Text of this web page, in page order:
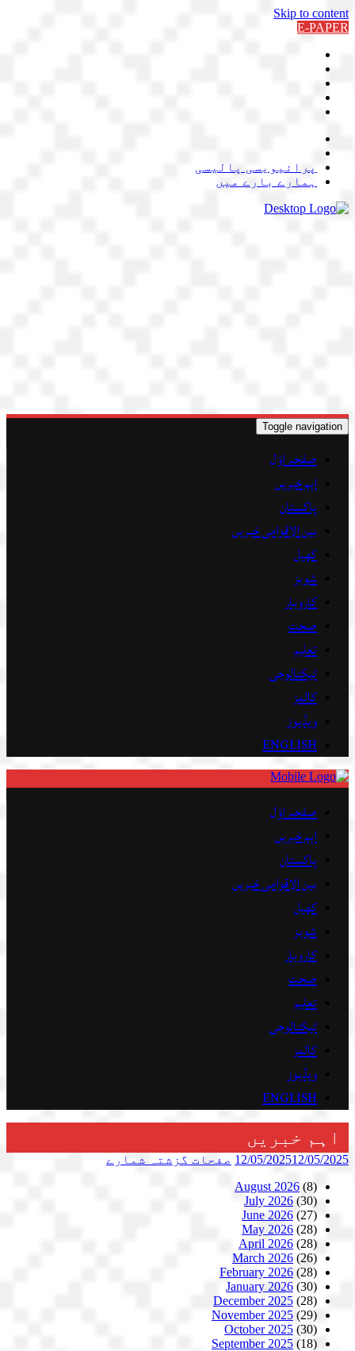
Skip to content
E-PAPER
پرائیویسی پالیسی
ہمارے بارے میں
Toggle navigation
صفحہ اوّل
اہم خبریں
پاکستان
بین الاقوامی خبریں
کھیل
شوبز
کاروبار
صحت
تعلیم
ٹیکنالوجی
کالمز
ویڈیوز
ENGLISH
صفحہ اوّل
اہم خبریں
پاکستان
بین الاقوامی خبریں
کھیل
شوبز
کاروبار
صحت
تعلیم
ٹیکنالوجی
کالمز
ویڈیوز
ENGLISH
اہم خبریں
12/05/202512/05/2025 صفحات گزشتہ شمارے
August 2026 (8)
July 2026 (30)
June 2026 (27)
May 2026 (28)
April 2026 (28)
March 2026 (26)
February 2026 (28)
January 2026 (30)
December 2025 (28)
November 2025 (29)
October 2025 (30)
September 2025 (18)